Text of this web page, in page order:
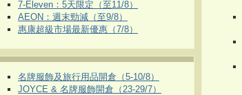
7-Eleven：5天限定（至11/8）
AEON：週末勁減（至9/8）
惠康超級市場最新優惠（7/8）
名牌服飾及旅行用品開倉（5-10/8）
JOYCE & 名牌服飾開倉（23-29/7）